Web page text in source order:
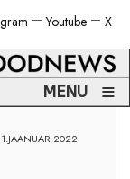
X
Youtube
MENU ≡
2022